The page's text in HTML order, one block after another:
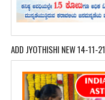
ADD JYOTHISHI NEW 14-11-21